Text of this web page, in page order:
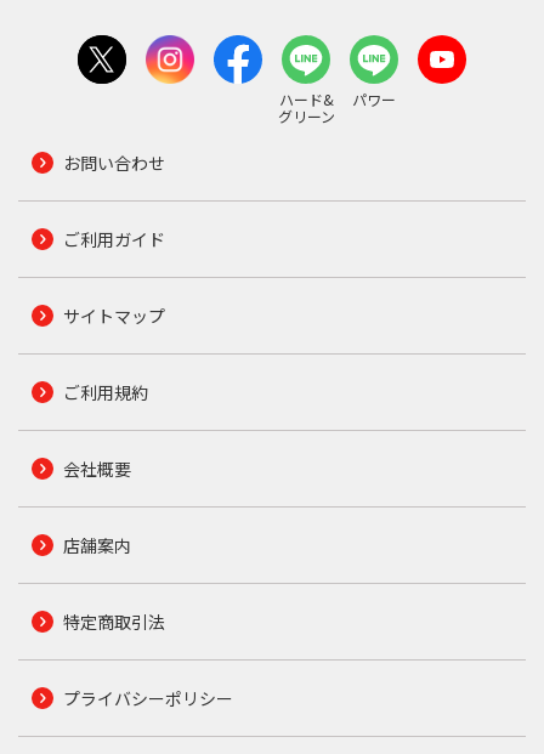
ハード&
グリーン
パワー
お問い合わせ
ご利用ガイド
サイトマップ
ご利用規約
会社概要
店舗案内
特定商取引法
プライバシーポリシー